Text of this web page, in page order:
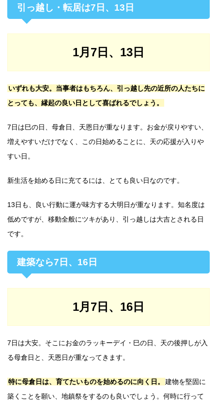
引っ越し・転居は7日、13日
1月7日、13日
いずれも大安。当事者はもちろん、引っ越し先の近所の人たちに
とっても、縁起の良い日として喜ばれるでしょう。
7日は巳の日、母倉日、天恩日が重なります。お金が戻りやすい、
増えやすいだけでなく、この日始めることに、天の応援が入りや
すい日。
新生活を始める日に充てるには、とても良い日なのです。
13日も、良い行動に運が味方する大明日が重なります。知名度は
低めですが、移動全般にツキがあり、引っ越しは大吉とされる日
です。
建築なら7日、16日
1月7日、16日
7日は大安。そこにお金のラッキーデイ・巳の日、天の後押しが入
る母倉日と、天恩日が重なってきます。
特に母倉日は、育てたいものを始めるのに向く日。
建物を堅固に
築くことを願い、地鎮祭をするのも良いでしょう。何時に行って